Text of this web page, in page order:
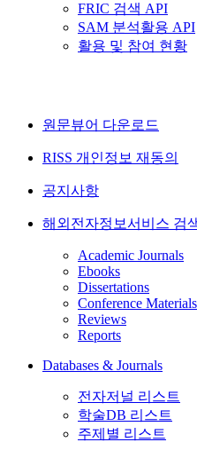
FRIC 검색 API
SAM 분석활용 API
활용 및 참여 현황
원문뷰어 다운로드
RISS 개인정보 재동의
공지사항
해외전자정보서비스 검
Academic Journals
Ebooks
Dissertations
Conference Materials
Reviews
Reports
Databases & Journals
전자저널 리스트
학술DB 리스트
주제별 리스트